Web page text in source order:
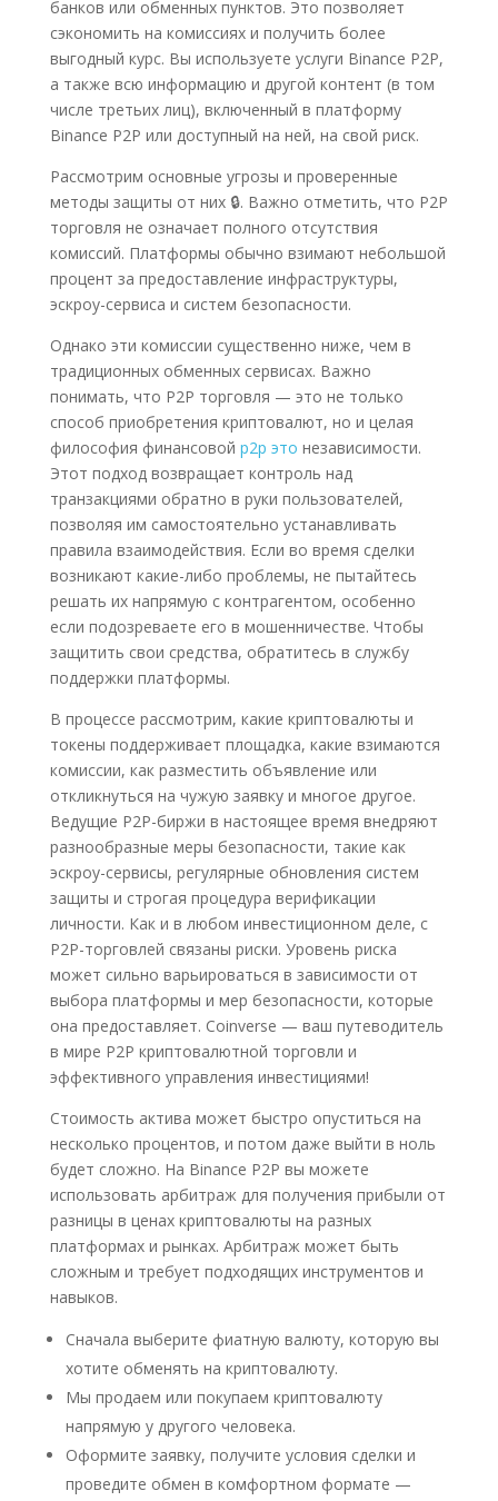
банков или обменных пунктов. Это позволяет
сэкономить на комиссиях и получить более
выгодный курс. Вы используете услуги Binance P2P,
а также всю информацию и другой контент (в том
числе третьих лиц), включенный в платформу
Binance P2P или доступный на ней, на свой риск.
Рассмотрим основные угрозы и проверенные
методы защиты от них 🔒. Важно отметить, что P2P
торговля не означает полного отсутствия
комиссий. Платформы обычно взимают небольшой
процент за предоставление инфраструктуры,
эскроу-сервиса и систем безопасности.
Однако эти комиссии существенно ниже, чем в
традиционных обменных сервисах. Важно
понимать, что P2P торговля — это не только
способ приобретения криптовалют, но и целая
философия финансовой p2p это независимости.
Этот подход возвращает контроль над
транзакциями обратно в руки пользователей,
позволяя им самостоятельно устанавливать
правила взаимодействия. Если во время сделки
возникают какие-либо проблемы, не пытайтесь
решать их напрямую с контрагентом, особенно
если подозреваете его в мошенничестве. Чтобы
защитить свои средства, обратитесь в службу
поддержки платформы.
В процессе рассмотрим, какие криптовалюты и
токены поддерживает площадка, какие взимаются
комиссии, как разместить объявление или
откликнуться на чужую заявку и многое другое.
Ведущие P2P-биржи в настоящее время внедряют
разнообразные меры безопасности, такие как
эскроу-сервисы, регулярные обновления систем
защиты и строгая процедура верификации
личности. Как и в любом инвестиционном деле, с
P2P-торговлей связаны риски. Уровень риска
может сильно варьироваться в зависимости от
выбора платформы и мер безопасности, которые
она предоставляет. Coinverse — ваш путеводитель
в мире P2P криптовалютной торговли и
эффективного управления инвестициями!
Стоимость актива может быстро опуститься на
несколько процентов, и потом даже выйти в ноль
будет сложно. На Binance P2P вы можете
использовать арбитраж для получения прибыли от
разницы в ценах криптовалюты на разных
платформах и рынках. Арбитраж может быть
сложным и требует подходящих инструментов и
навыков.
Сначала выберите фиатную валюту, которую вы
хотите обменять на криптовалюту.
Мы продаем или покупаем криптовалюту
напрямую у другого человека.
Оформите заявку, получите условия сделки и
проведите обмен в комфортном формате —